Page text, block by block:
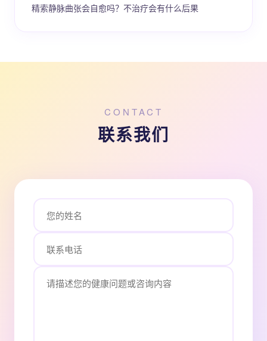
精索静脉曲张会自愈吗？不治疗会有什么后果
CONTACT
联系我们